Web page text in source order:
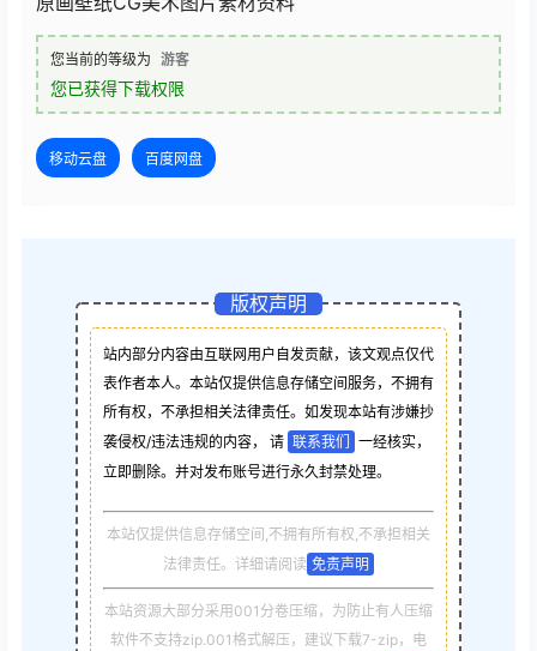
您当前的等级为 游客
您已获得下载权限
移动云盘 百度网盘
版权声明
站内部分内容由互联网用户自发贡献，该文观点仅代
表作者本人。本站仅提供信息存储空间服务，不拥有
所有权，不承担相关法律责任。如发现本站有涉嫌抄
袭侵权/违法违规的内容， 请 联系我们 一经核实，
立即删除。并对发布账号进行永久封禁处理。
本站仅提供信息存储空间,不拥有所有权,不承担相关
法律责任。详细请阅读 免责声明
本站资源大部分采用001分卷压缩，为防止有人压缩
软件不支持zip.001格式解压，建议下载7-zip，电